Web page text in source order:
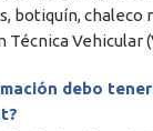
botiquín, chaleco
Técnica Vehicular
debo